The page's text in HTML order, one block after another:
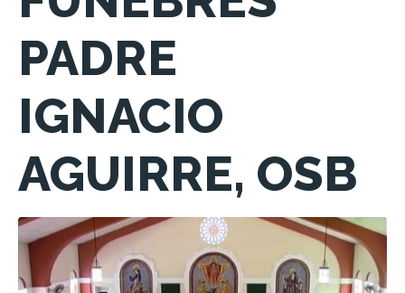
PADRE
IGNACIO
AGUIRRE, OSB